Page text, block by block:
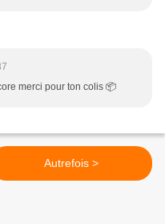
merci pour ton colis 📦
Autrefois >